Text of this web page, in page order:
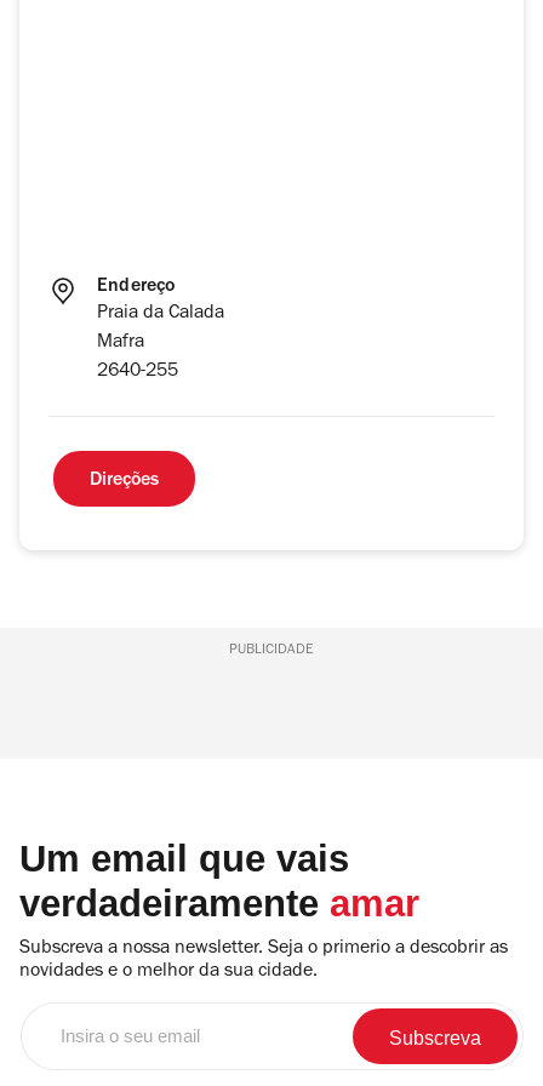
Endereço
Praia da Calada
Mafra
2640-255
Direções
PUBLICIDADE
Um email que vais
verdadeiramente amar
Subscreva a nossa newsletter. Seja o primerio a descobrir as
novidades e o melhor da sua cidade.